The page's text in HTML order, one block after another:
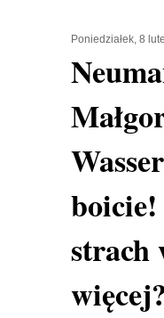
Poniedziałek, 8
strach